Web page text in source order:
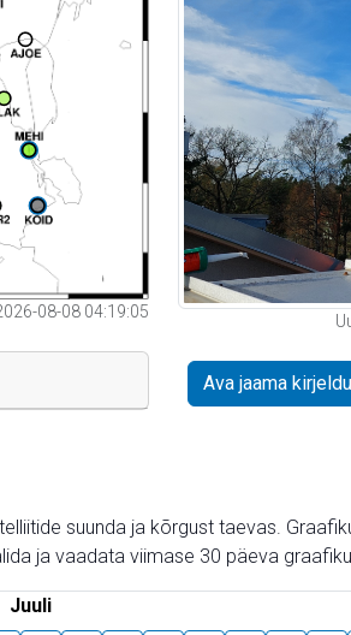
08-08 04:19:05
Ava jaama
suunda ja kõrgust taevas.
ja vaadata viimase 30 päeva
Juuli